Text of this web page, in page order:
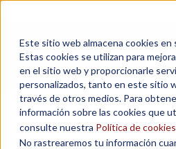
Este sitio web almacena cookies en
Estas cookies se utilizan para
en el sitio web y proporcionarle
personalizados, tanto en este sitio
través de otros medios. Para
información sobre las cookies que
consulte nuestra Política de cookies
No rastrearemos tu información
© COPYRIGHT 2026 - Escuela de Empresas de